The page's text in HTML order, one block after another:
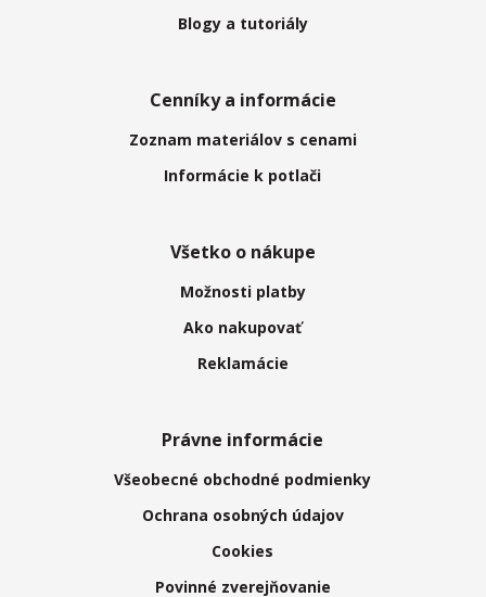
Blogy a tutoriály
Cenníky a informácie
Zoznam materiálov s cenami
Informácie k potlači
Všetko o nákupe
Možnosti platby
Ako nakupovať
Reklamácie
Právne informácie
Všeobecné obchodné podmienky
Ochrana osobných údajov
Cookies
Povinné zverejňovanie